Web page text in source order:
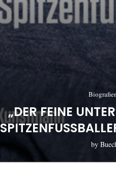
„DER FEINE
by